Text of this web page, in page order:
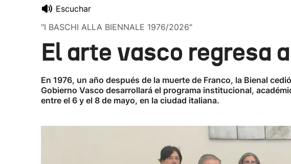
Escuchar
"I BASCHI ALLA BIENNALE 1976/2026"
El arte vasco regresa
En 1976, un año después de la muerte de Franco, la Bienal
Gobierno Vasco desarrollará el programa institucional,
entre el 6 y el 8 de mayo, en la ciudad italiana.